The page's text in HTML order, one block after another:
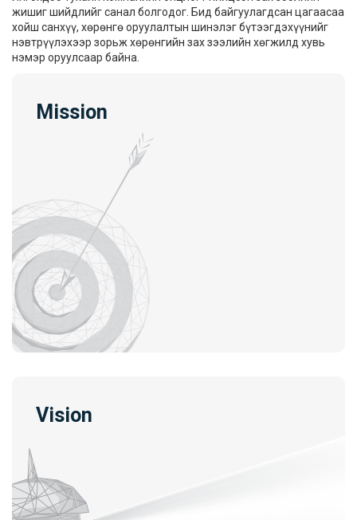
жишиг шийдлийг санал болгодог. Бид байгуулагдсан цагаасаа
хойш санхүү, хөрөнгө оруулалтын шинэлэг бүтээгдэхүүнийг
нэвтрүүлэхээр зорьж хөрөнгийн зах зээлийн хөгжилд хувь
нэмэр оруулсаар байна.
Mission
Vision